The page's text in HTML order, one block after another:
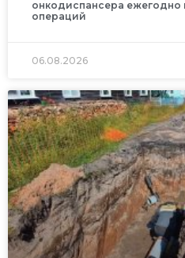
онкодиспансера
операций
06.08.2026